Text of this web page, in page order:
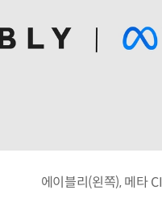
에이블리(왼쪽), 메타 CI